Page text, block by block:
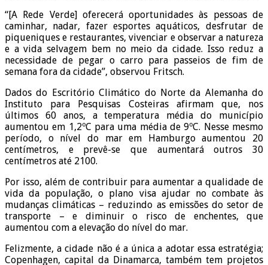
“[A Rede Verde] oferecerá oportunidades às pessoas de
caminhar, nadar, fazer esportes aquáticos, desfrutar de
piqueniques e restaurantes, vivenciar e observar a natureza
e a vida selvagem bem no meio da cidade. Isso reduz a
necessidade de pegar o carro para passeios de fim de
semana fora da cidade”, observou Fritsch.
Dados do Escritório Climático do Norte da Alemanha do
Instituto para Pesquisas Costeiras afirmam que, nos
últimos 60 anos, a temperatura média do município
aumentou em 1,2ºC para uma média de 9ºC. Nesse mesmo
período, o nível do mar em Hamburgo aumentou 20
centímetros, e prevê-se que aumentará outros 30
centímetros até 2100.
Por isso, além de contribuir para aumentar a qualidade de
vida da população, o plano visa ajudar no combate às
mudanças climáticas – reduzindo as emissões do setor de
transporte – e diminuir o risco de enchentes, que
aumentou com a elevação do nível do mar.
Felizmente, a cidade não é a única a adotar essa estratégia;
Copenhagen, capital da Dinamarca, também tem projetos